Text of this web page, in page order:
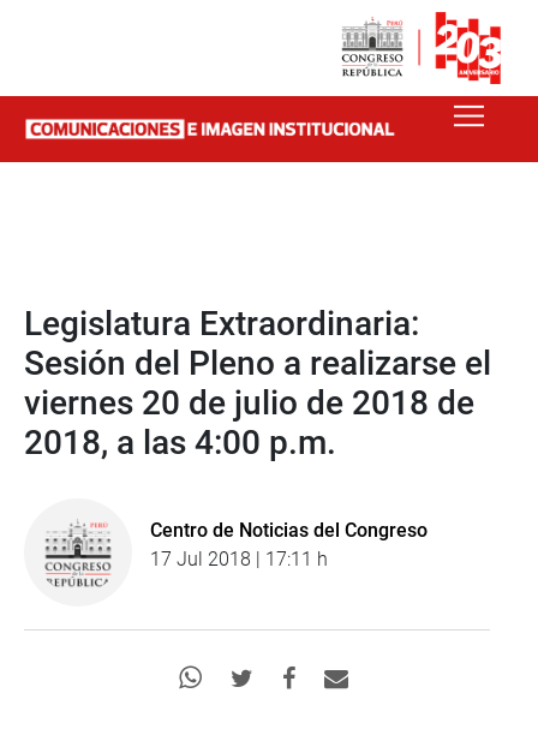
Legislatura Extraordinaria:
Sesión del Pleno a realizarse el
viernes 20 de julio de 2018 de
2018, a las 4:00 p.m.
Centro de Noticias del Congreso
17 Jul 2018 | 17:11 h